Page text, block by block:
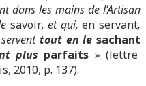
dans les mains de l’Artisan
savoir, et qui,en servant,
tout en lesachant
plus parfaits » (lettre
2010, p. 137).